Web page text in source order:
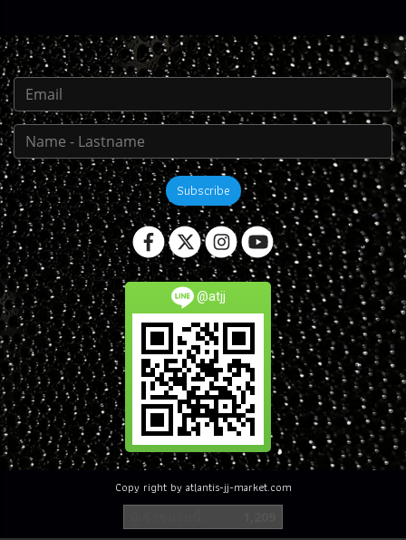
Subscribe
@atjj
Copy right by atlantis-jj-market.com